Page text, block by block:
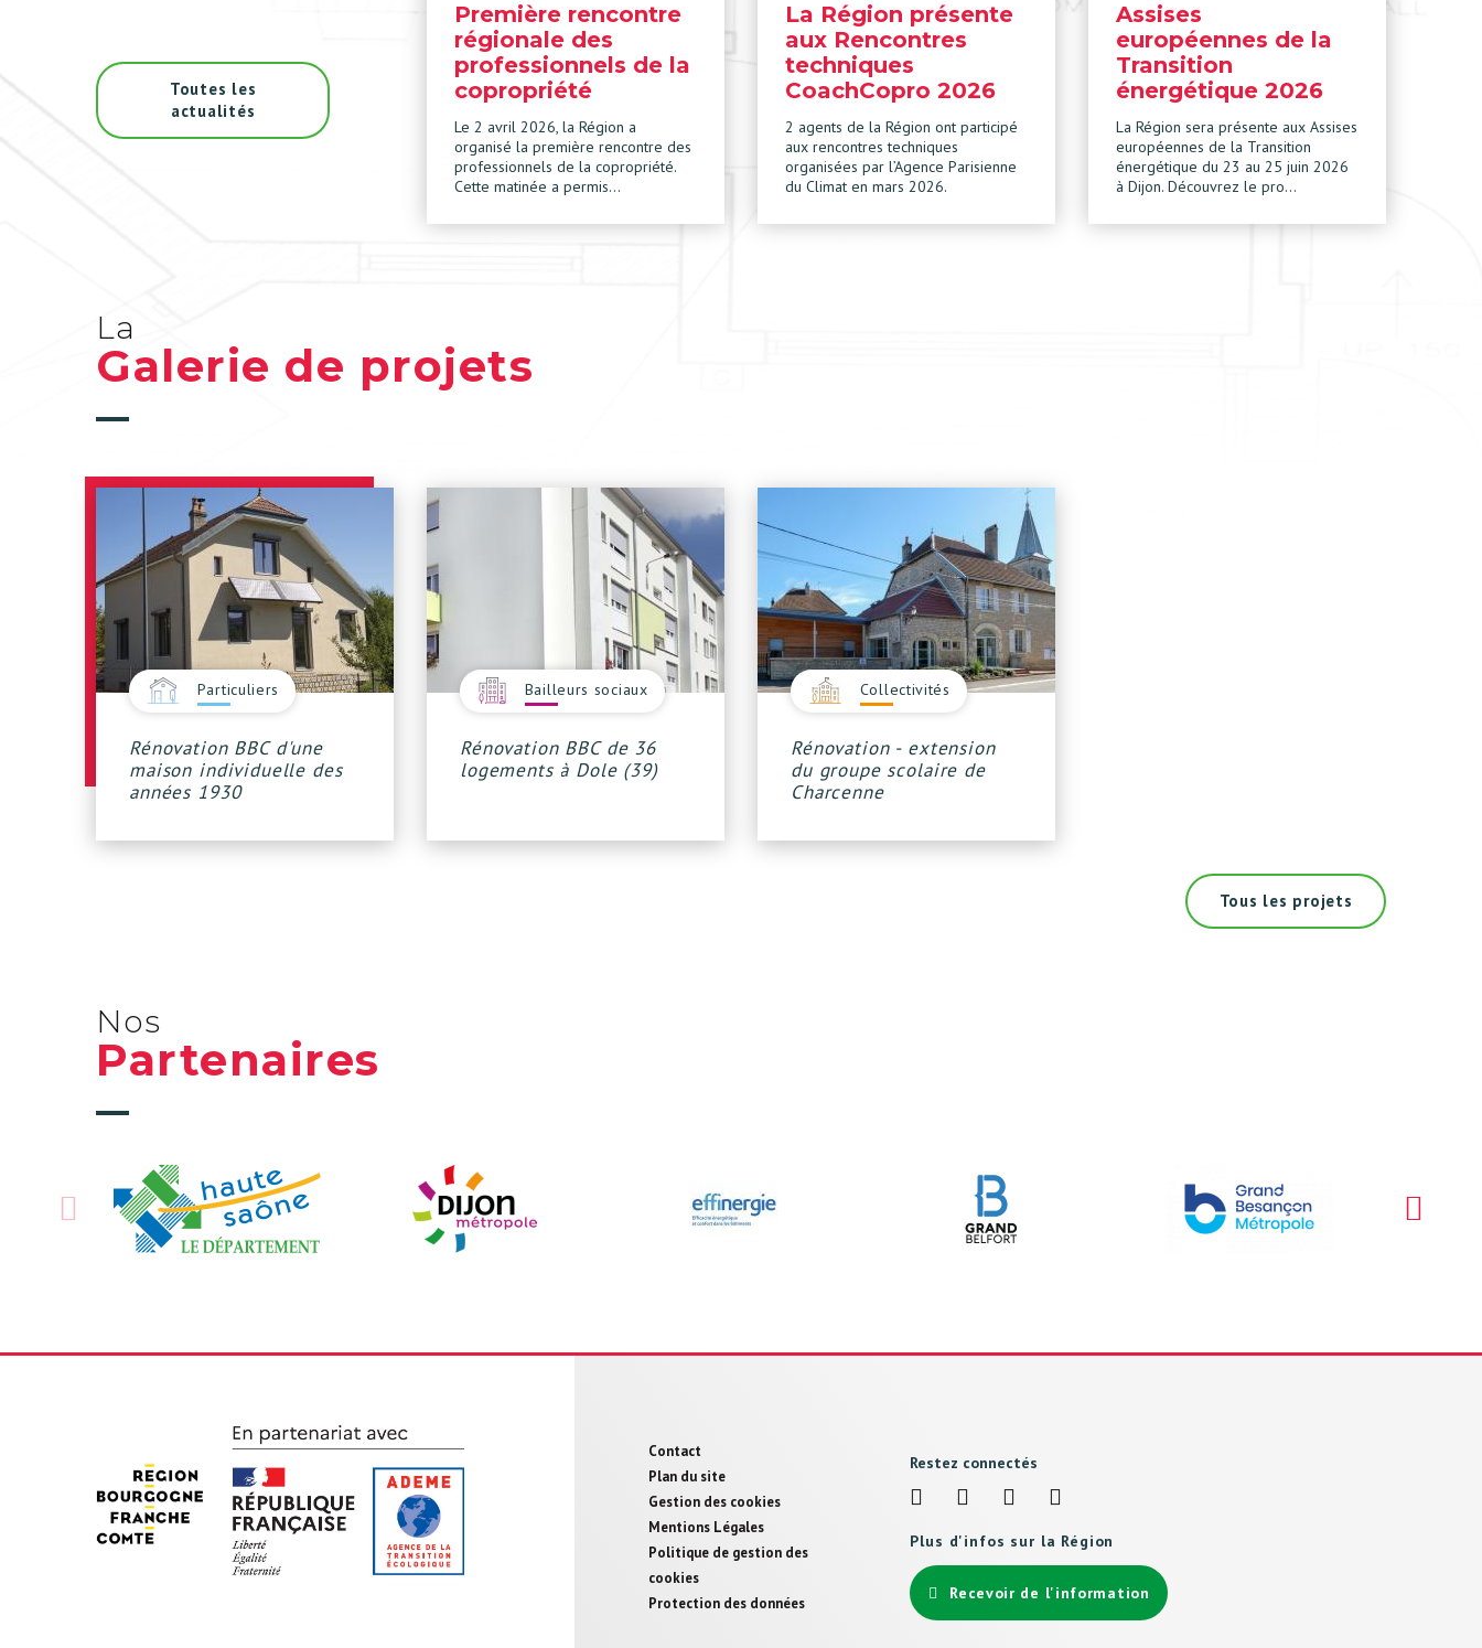
Toutes les
actualités
Première rencontre
régionale des
professionnels de la
copropriété
Le 2 avril 2026, la Région a
organisé la première rencontre des
professionnels de la copropriété.
Cette matinée a permis…
La Région présente
aux Rencontres
techniques
CoachCopro 2026
2 agents de la Région ont participé
aux rencontres techniques
organisées par l’Agence Parisienne
du Climat en mars 2026.
Assises
européennes de la
Transition
énergétique 2026
La Région sera présente aux Assises
européennes de la Transition
énergétique du 23 au 25 juin 2026
à Dijon. Découvrez le pro…
La
Galerie de projets
Particuliers
Rénovation BBC d'une
maison individuelle des
années 1930
Bailleurs sociaux
Rénovation BBC de 36
logements à Dole (39)
Collectivités
Rénovation - extension
du groupe scolaire de
Charcenne
Tous les projets
Nos
Partenaires
Pied
de
page
Contact
Plan du site
Gestion des cookies
Mentions Légales
Politique de gestion des
cookies
Protection des données
Restez connectés
Plus d'infos sur la Région
Recevoir de l'information